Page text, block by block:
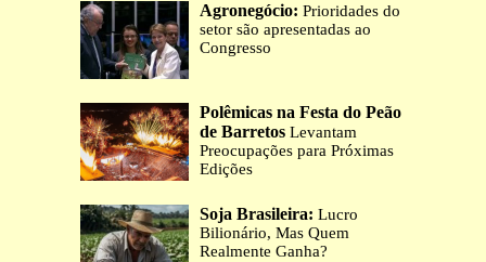
Agronegócio: Prioridades do
setor são apresentadas ao
Congresso
Polêmicas na Festa do Peão
de Barretos Levantam
Preocupações para Próximas
Edições
Soja Brasileira: Lucro
Bilionário, Mas Quem
Realmente Ganha?